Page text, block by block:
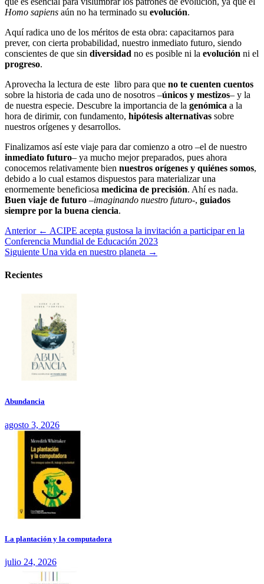
Homo sapiens aún no ha terminado su evolución.
Aquí radica uno de los méritos de esta obra: capacitarnos para
prever, con cierta probabilidad, nuestro inmediato futuro, siendo
conscientes de que sin diversidad no es posible ni la evolución ni el
progreso.
Aprovecha la lectura de este libro para que no te cuenten cuentos
sobre la historia de cada uno de nosotros –únicos y mestizos– y la
de nuestra especie. Descubre la importancia de la genómica a la
hora de dirimir, con fundamento, hipótesis alternativas sobre
nuestros orígenes y desarrollos.
Finalizamos así este viaje para dar comienzo a otro –el de nuestro
inmediato futuro– ya mucho mejor preparados, pues ahora
conocemos relativamente bien nuestros orígenes y quiénes somos,
debido a lo cual estamos dispuestos para materializar una
enormemente beneficiosa medicina de precisión. Ahí es nada.
Buen viaje de futuro –imaginando nuestro futuro-, guiados
siempre por la buena ciencia.
Anterior ← ACIPE acepta gustosa la invitación a participar en la
Conferencia Mundial de Educación 2023
Siguiente Una vida en nuestro planeta →
Recientes
Abundancia
agosto 3, 2026
La plantación y la computadora
julio 24, 2026